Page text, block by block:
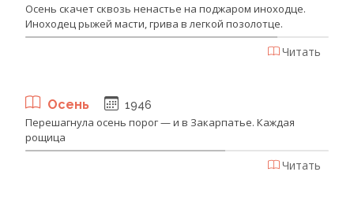
Осень скачет сквозь ненастье на поджаром иноходце.
Иноходец рыжей масти, грива в легкой позолотце.
Читать
Осень 1946
Перешагнула осень порог — и в Закарпатье. Каждая
рощица
Читать